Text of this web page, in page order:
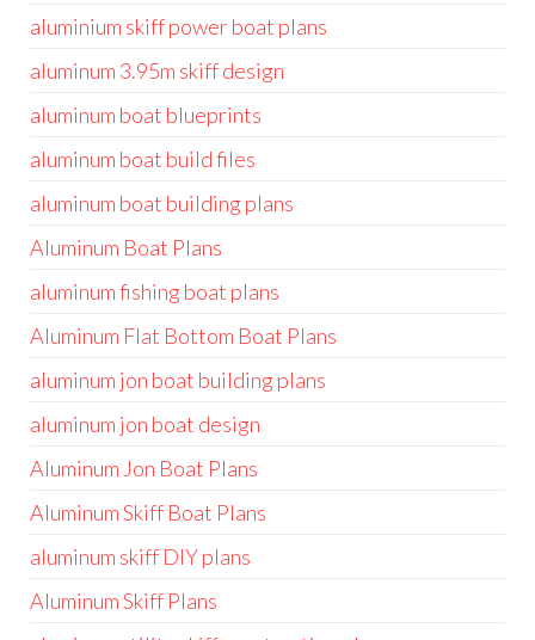
aluminium skiff power boat plans
aluminum 3.95m skiff design
aluminum boat blueprints
aluminum boat build files
aluminum boat building plans
Aluminum Boat Plans
aluminum fishing boat plans
Aluminum Flat Bottom Boat Plans
aluminum jon boat building plans
aluminum jon boat design
Aluminum Jon Boat Plans
Aluminum Skiff Boat Plans
aluminum skiff DIY plans
Aluminum Skiff Plans